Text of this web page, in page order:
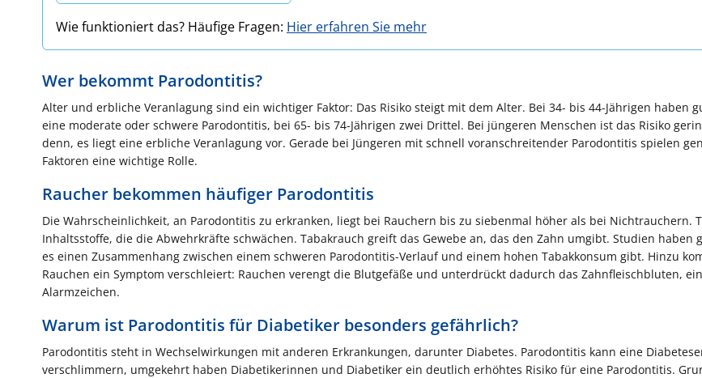
Wie funktioniert das? Häufige Fragen: Hier erfahren Sie mehr
Wer bekommt Parodontitis?
Alter und erbliche Veranlagung sind ein wichtiger Faktor: Das Risiko steigt mit dem Alter. Bei 34- bis 44-Jährigen haben
eine moderate oder schwere Parodontitis, bei 65- bis 74-Jährigen zwei Drittel. Bei jüngeren Menschen ist das Risiko
denn, es liegt eine erbliche Veranlagung vor. Gerade bei Jüngeren mit schnell voranschreitender Parodontitis spielen
Faktoren eine wichtige Rolle.
Raucher bekommen häufiger Parodontitis
Die Wahrscheinlichkeit, an Parodontitis zu erkranken, liegt bei Rauchern bis zu siebenmal höher als bei Nichtrauchern.
Inhaltsstoffe, die die Abwehrkräfte schwächen. Tabakrauch greift das Gewebe an, das den Zahn umgibt. Studien haben
es einen Zusammenhang zwischen einem schweren Parodontitis-Verlauf und einem hohen Tabakkonsum gibt. Hinzu
Rauchen ein Symptom verschleiert: Rauchen verengt die Blutgefäße und unterdrückt dadurch das Zahnfleischbluten, ein
Alarmzeichen.
Warum ist Parodontitis für Diabetiker besonders gefährlich?
Parodontitis steht in Wechselwirkungen mit anderen Erkrankungen, darunter Diabetes. Parodontitis kann eine
verschlimmern, umgekehrt haben Diabetikerinnen und Diabetiker ein deutlich erhöhtes Risiko für eine Parodontitis.